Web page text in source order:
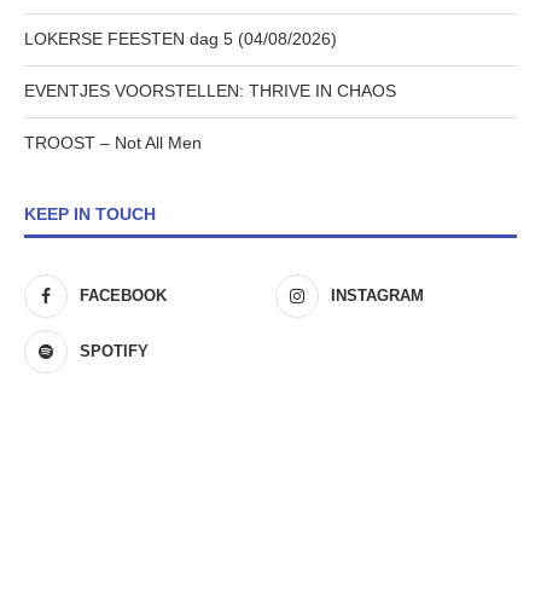
LOKERSE FEESTEN dag 5 (04/08/2026)
EVENTJES VOORSTELLEN: THRIVE IN CHAOS
TROOST – Not All Men
KEEP IN TOUCH
FACEBOOK INSTAGRAM
SPOTIFY